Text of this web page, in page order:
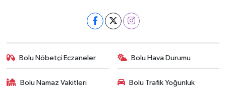
Bolu Nöbetçi Eczaneler Bolu Hava Durumu
Bolu Namaz Vakitleri
Bolu Trafik Yoğunluk